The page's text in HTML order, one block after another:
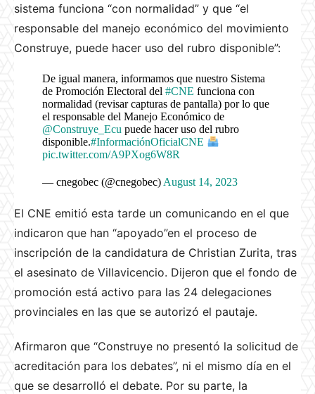
sistema funciona “con normalidad” y que “el
responsable del manejo económico del movimiento
Construye, puede hacer uso del rubro disponible”:
De igual manera, informamos que nuestro Sistema
de Promoción Electoral del #CNE funciona con
normalidad (revisar capturas de pantalla) por lo que
el responsable del Manejo Económico de
@Construye_Ecu puede hacer uso del rubro
disponible.#InformaciónOficialCNE
pic.twitter.com/A9PXog6W8R
— cnegobec (@cnegobec) August 14, 2023
El CNE emitió esta tarde un comunicando en el que
indicaron que han “apoyado”en el proceso de
inscripción de la candidatura de Christian Zurita, tras
el asesinato de Villavicencio. Dijeron que el fondo de
promoción está activo para las 24 delegaciones
provinciales en las que se autorizó el pautaje.
Afirmaron que “Construye no presentó la solicitud de
acreditación para los debates”, ni el mismo día en el
que se desarrolló el debate. Por su parte, la